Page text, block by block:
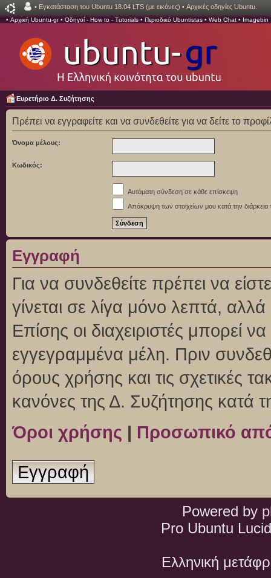
• Εγκατάσταση του Ubuntu 18.04 LTS (με εικόνες) • Αρχικές οδηγίες Ubuntu.
• Αρχική Ubuntu-gr• Οδηγοί - How to - Tutorials • Περιοδικό Ubuntistas • Web Chat • Imagebin
Ευρετήριο Δ. Συζήτησης
Πρέπει να εγγραφείτε και να συνδεθείτε για να δείτε το
Όνομα μέλους:
Κωδικός:
Αυτόματη σύνδεση σε κάθε επίσκεψη
Απόκρυψη των στοιχείων μου κατά την διάρκεια
Εγγραφή
Για να συνδεθείτε πρέπει να
γίνεται σε λίγα μόνο λεπτά,
Επίσης οι διαχειριστές μπορεί
εγγεγραμμένα μέλη. Πριν
όρους χρήσης και τις σχετικές
κανόνες της Δ. Συζήτησης κατά
Όροι χρήσης | Προσωπικό
Εγγραφή
Powered by
Pro Ubuntu
Ελληνική